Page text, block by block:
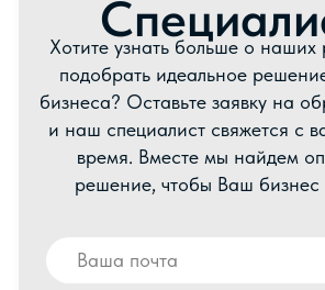
Пользовательское соглашение
Политика конфиденциальности
© 2026 все права защищены
Thrive Marketing Solutions KZ
Thrive Marketing Solutions Inc